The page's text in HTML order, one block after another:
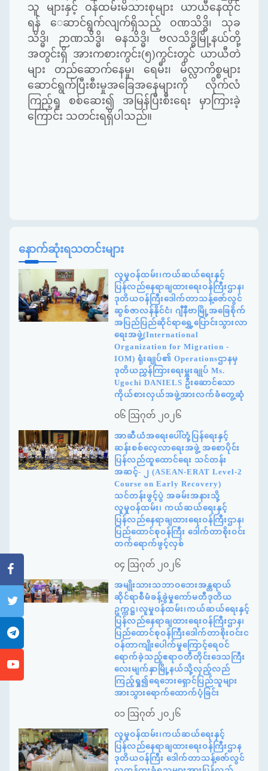
သူ များနှင့် ဝန်ထမ်းမိသားစုများ ယာယီနေထိုင်
ရန် ‌ေဆာင်ရွက်လျက်ရှိသည့် ဝဏသိဒ္ဓိ၊ သုခ
သိဒ္ဓိ၊ ဉာဏသိဒ္ဓိ၊ ဓနသိဒ္ဓိ၊ ဗလသိဒ္ဓိမြို့နယ်တို့
အတွင်းရှိ အားကစားကွင်း(၅)ကွင်းတွင် ယာယီတဲ
များ တည်ဆောက်နေမှု၊ ရေမီး၊ မိလ္လာကိစ္စများ
ဆောင်ရွက်ပြီးစီးမှုအခြေအနေများကို လိုက်လံ
ကြည့်ရှု စစ်ဆေး၍ အမြန်ပြီးစီးရေး မှာကြားခဲ့
ကြောင်း သတင်းရရှိပါသည်။
နောက်ဆုံးရသတင်းများ
လူမှုဝန်ထမ်း၊ကယ်ဆယ်ရေးနှင့်
ပြန်လည်နေရာချထားရေးဝန်ကြီးဌာန၊
ဒုတိယဝန်ကြီးဒေါက်တာသန့်ဇော်လွင်
ဆွစ်ဇာလန်နိုင်ငံ၊ ဂျီနီဗာမြို့အခြေစိုက်
အပြည်ပြည်ဆိုင်ရာရွှေ့ပြောင်းသွားလာ
ရေးအဖွဲ့(International
Organization for Migration -
IOM) ရုံးချုပ်၏ Operationsဌာနမှ
ဒုတိယညွှန်ကြားရေးမှူးချုပ် Ms.
Ugochi DANIELS ဦးဆောင်သော
ကိုယ်စားလှယ်အဖွဲ့အားလက်ခံတွေ့ဆုံ
၀၆ ဩဂုတ် ၂၀၂၆
အာဆီယံအရေးပေါ်တုံ့ပြန်ရေးနှင့်
ဆန်းစစ်လေ့လာရေးအဖွဲ့ အစောပိုင်း
ပြန်လည်ထူထောင်ရေး သင်တန်း
အဆင့်- ၂ (ASEAN-ERAT Level-2
Course on Early Recovery)
သင်တန်းဖွင့်ပွဲ အခမ်းအနားသို့
လူမှုဝန်ထမ်း၊ ကယ်ဆယ်ရေးနှင့်
ပြန်လည်နေရာချထားရေးဝန်ကြီးဌာန၊
ပြည်ထောင်စုဝန်ကြီး ဒေါက်တာစိုးဝင်း
တက်ရောက်ဖွင့်လှစ်
၀၄ ဩဂုတ် ၂၀၂၆
အမျိုးသားသဘာဝဘေးအန္တရာယ်
ဆိုင်ရာစီမံခန့်ခွဲမှုကော်မတီဒုတိယ
ဥက္ကဋ္ဌ၊လူမှုဝန်ထမ်း၊ကယ်ဆယ်ရေးနှင့်
ပြန်လည်နေရာချထားရေးဝန်ကြီးဌာန၊
ပြည်ထောင်စုဝန်ကြီးဒေါက်တာစိုးဝင်းင
ဝန်တာကျိုးပေါက်မှုကြောင့်ရေဝင်
ရောက်ခဲ့သည့်ဧရာဝတီတိုင်းဒေသကြီး
လေးမျက်နှာမြို့နယ်သို့လှည့်လည်
ကြည့်ရှု၍ရေဘေးရှောင်ပြည်သူများ
အားသွားရောက်ထောက်ပံ့ခြင်း
၀၁ ဩဂုတ် ၂၀၂၆
လူမှုဝန်ထမ်း၊ကယ်ဆယ်ရေးနှင့်
ပြန်လည်နေရာချထားရေးဝန်ကြီးဌာန
ဒုတိယဝန်ကြီး ဒေါက်တာသန့်ဇော်လွင်